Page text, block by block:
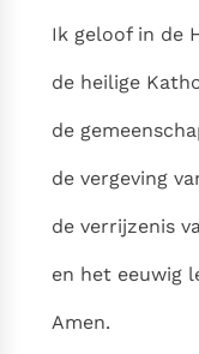
Paus in Pavia: St.
"naar het innerlijk"
RK
kerkelijke
en is volledig
Ik geloof in de
de heilige
de
de vergeving
de verrijzenis
en het eeuwig
Amen.